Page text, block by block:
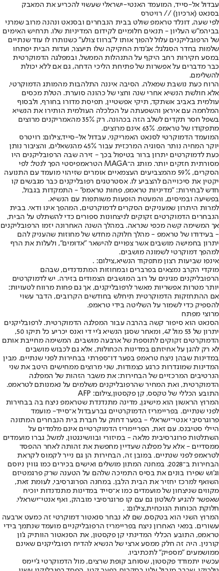
עבדול אל-סייד, המועמד האנטי-ישראלי שעשוי להכריע את המאבק
בסנאט (ארכיון) // רויטרס
לפי שעה, דונלד טראמפ שולט בבית הנבחרים ובסנאט ונהנה מרוב שמרני
בביהמ"ש העליון - תנאים חלומיים לקידום המדיניות שלו. תרחיש האימים
של הרפובליקנים עלול להפוך אותו ל"ברווז צולע" כשנותרו לו עוד שנתיים
שלמות בחדר הסגלגל: אג'נדת החקיקה שלו תיעצר, ועדות הבית יפתחו
במסע חקירות רחב היקף על התנהלות הממשל, ובמפלגה הדמוקרטית
כבר מדברים על אפשרות של פתיחת הליכי הדחה, גם אם ללא יכולת
להשלימם.
הרוח כעת נושבת שמאלה. הסיבה איננה התלהבות מהמותג הדמוקרטי,
אלא חולשת הנשיא אחרי שנה וחצי של כהונה סוערת. הטלת מכסים
עולמית באביב אשתקד, תיקי אפשטיין, תפיסת מדורו בחורף, ולבסוף
המלחמה עם איראן והשפעתה על הכלכלה העולמית הותירו את הנשיא
בשפל חסר תקדים לשלב הזה בכהונה. רק 35% מהאמריקנים מרוצים
מתפקודו של טראמפ. 63% אינם מרוצים.
המועמד הדמוקרטי לסנאט האמריקני, עבדול אל-סייד,צילום: רויטרס
יוקר המחיה נותר הסוגיה המרכזית עבור 45% מהנשאלים, והציבור נותן
כעת לדמוקרטים יתרון ברור בטיפול בכך - זירה שבה הרפובליקנים היו
מסורתית חזקים יותר. מותג ה־MAGA הטראמפיסטי הפך לנטל: לפי
הסקרים, 59% מהמצביעים העצמאיים אומרים שזיהוי מועמד עם התנועה
יקטין את סיכוייהם להצביע לו. אסטרטגים רפובליקנים כבר מגבשים קו
חדש לבחירות: "מדיניות טראמפ, פחות טראמפ" - התמקדות בגבול,
בפשיעה ובמיסים, והמעטת הופעות משותפות עם הנשיא.
למרות היתרון שמעניקים הסקרים לדמוקרטים, המהפך אינו ודאי. בבית
הנבחרים הדמוקרטים זקוקים לניצחונות ספורים כדי להשתלט על הבית,
אך המשימה קשה מכפי שנראה. במהלך השנה האחרונה יזמו הרפובליקנים
- בעידודו של טראמפ - מהלך חלוקה מחדש של מחוזות שהעניק להם
יתרון בחמישה מושבים אשר צפויים להישאר "אדומים", ולעלות את הרף
למהפך דמוקרטי לשמונה מושבים.
אינפו שביעות רצון מתפקוד הנשיא,צילום: .
מוקדי הקרב נמצאים בפרברים ובמחוזות המתנדנדים, שבהם
הרפובליקנים מגינים על רוב המושבים הצמודים בזירה. יש לדמוקרטים
יותר מטרות אפשריות מאשר לרפובליקנים, אך גם פחות מרווח לטעויות:
אם ההתחזקות הדמוקרטית תיחלש בחודשים הקרובים, הדבר עשוי
להספיק כדי לשמור על השליטה בידי טראמפ.
מרוצי מפתח
הסנאט הוא סיפור קשה בהרבה עבור המפלגה הדמוקרטית. לרפובליקנים
יתרון של 53 מול 47, ומאחר שסגן הנשיא ג'יי די ואנס יכריע כל תיקו 50,
הדמוקרטים זקוקים לתוספת של ארבעה מושבים. המשימה מחייבת אותם
לא רק להגן על אחיזתם במדינות הכחולות, אלא גם לכבוש מושבים
במדינות שבהן ניצח טראמפ בפער דו־ספרתי בבחירות לפני שנתיים. מבין
המדינות שמוגדרות כרגע כצמודות, שני מרוצים ממחישים היטב את שני
הנרטיבים המרכזיים של הבחירות: את משבר הזהות של המפלגה
הדמוקרטית, ואת המחיר שהרפובליקנים משלמים על נאמנותם לטראמפ.
התובע הכללי של טקסס, קן פקסטון,צילום: AFP
המרוץ הראשון הוא מישיגן, מדינה מתנדנדת שטראמפ ניצח בה בבחירות
לפני שנתיים. בפריימריז הדמוקרטיים גברעבדול א־סייד- מועמד
פרוגרסיבי אנטי־ישראלי - בפער דחוק על חברת בית הנבחרים המתונה
היילי סטיבנס. עם זאת, הפריימריז הדמוקרטיים אינם מלמדים על
השתלטות פרוגרסיבית מלאה - במיזורי ובוושינגטון, למשל, גברו מועמדים
ממסדיים - אלא על מפלגה שעדיין מחפשת את זהותה לאחר ההפסד
לטראמפ לפני שנתיים. במובן זה, הבחירות הן גם נייר לקמוס לקראת
הבחירות ב־2028. במחנה המתון מושלים ואישים בכירים כמו גווין ניוסם
וג'וש שפירו בונים את בסיס התמיכה שלהם על הטענה שרק פרגמטיזם
השואף למרכז יחזיר את הבית הלבן. במחנה הפרוגרסיבי, לעומת זאת,
מקווים שניצחון של מועמדים כמו א־סייד במדינות מתנדנדות יוכיח
שאפשר להגיע לשלטון גם עם קו פרוגרסיבי מובהק, ואף אנטי־ישראלי.
חלוקת הכוחות הנוכחית,צילום: .
המרוץ השני הוא בטקסס, שם לא נבחר סנאטור דמוקרטי זה כמעט ארבעה
עשורים. במאי האחרון ניצח בפריימריז הרפובליקניים מועמד שנתמך בידי
טראמפ, התובע הכללי המדינתי קן פקסטון, את הסנאטור הוותיק ג'ון
קורנין. היה זה חלק ממסע ארצי של הנשיא להדיח רפובליקנים שאינם
ממושמעים "מספיק" לתכתיביו.
עכשיו יתמודד פקסטון, שסוחב קופת שרצים, מול הדמוקרטי ג'יימס